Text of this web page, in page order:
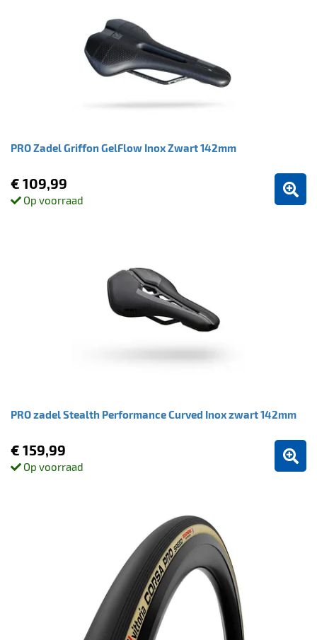
PRO Zadel Griffon GelFlow Inox Zwart 142mm
€ 109,99
Op voorraad
PRO zadel Stealth Performance Curved Inox zwart 142mm
€ 159,99
Op voorraad